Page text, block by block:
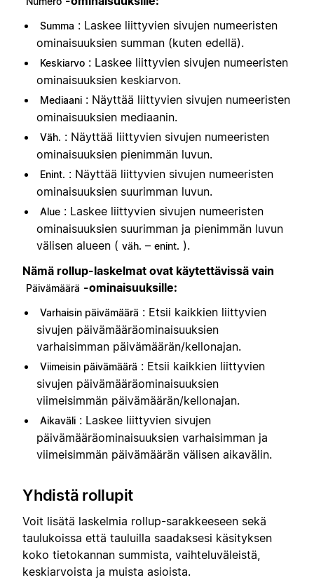
Summa : Laskee liittyvien sivujen numeeristen
ominaisuuksien summan (kuten edellä).
Keskiarvo : Laskee liittyvien sivujen numeeristen
ominaisuuksien keskiarvon.
Mediaani : Näyttää liittyvien sivujen numeeristen
ominaisuuksien mediaanin.
Väh. : Näyttää liittyvien sivujen numeeristen
ominaisuuksien pienimmän luvun.
Enint. : Näyttää liittyvien sivujen numeeristen
ominaisuuksien suurimman luvun.
Alue : Laskee liittyvien sivujen numeeristen
ominaisuuksien suurimman ja pienimmän luvun
välisen alueen ( väh. – enint. ).
Nämä rollup-laskelmat ovat käytettävissä vain
Päivämäärä -ominaisuuksille:
Varhaisin päivämäärä : Etsii kaikkien liittyvien
sivujen päivämääräominaisuuksien
varhaisimman päivämäärän/kellonajan.
Viimeisin päivämäärä : Etsii kaikkien liittyvien
sivujen päivämääräominaisuuksien
viimeisimmän päivämäärän/kellonajan.
Aikaväli : Laskee liittyvien sivujen
päivämääräominaisuuksien varhaisimman ja
viimeisimmän päivämäärän välisen aikavälin.
Yhdistä rollupit
Voit lisätä laskelmia rollup-sarakkeeseen sekä
taulukoissa että tauluilla saadaksesi käsityksen
koko tietokannan summista, vaihteluväleistä,
keskiarvoista ja muista asioista.